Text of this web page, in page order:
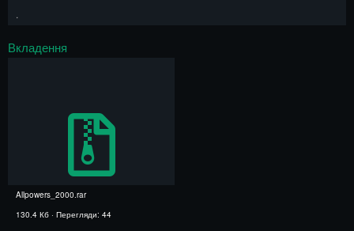
.
Вкладення
Allpowers_2000.rar
130.4 Кб · Перегляди: 44